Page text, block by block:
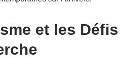
et les Défis